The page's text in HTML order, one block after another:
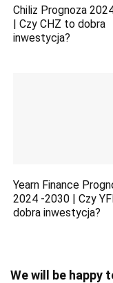
Chiliz Prognoza
| Czy CHZ to dobra
inwestycja?
Yearn Finance
2024 -2030 | Czy
dobra inwestycja?
We will be happy